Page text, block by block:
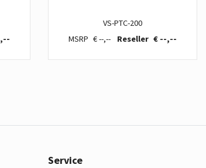
VS-PTC-200
€ --,--
€ --,--
Service